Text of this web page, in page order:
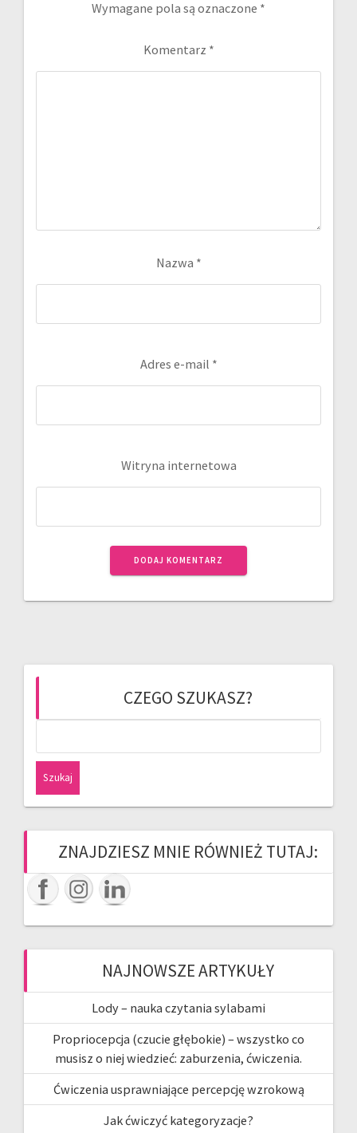
Wymagane pola są oznaczone *
Komentarz *
Nazwa *
Adres e-mail *
Witryna internetowa
CZEGO SZUKASZ?
ZNAJDZIESZ MNIE RÓWNIEŻ TUTAJ:
NAJNOWSZE ARTYKUŁY
Lody – nauka czytania sylabami
Propriocepcja (czucie głębokie) – wszystko co
musisz o niej wiedzieć: zaburzenia, ćwiczenia.
Ćwiczenia usprawniające percepcję wzrokową
Jak ćwiczyć kategoryzacje?